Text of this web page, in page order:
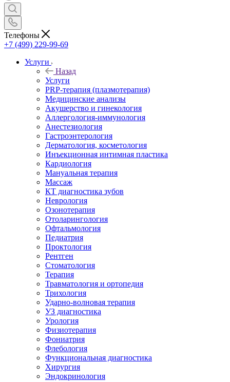
Телефоны
+7 (499) 229-99-69
Услуги
Назад
Услуги
PRP-терапия (плазмотерапия)
Медицинские анализы
Акушерство и гинекология
Аллергология-иммунология
Анестезиология
Гастроэнтерология
Дерматология, косметология
Инъекционная интимная пластика
Кардиология
Мануальная терапия
Массаж
КТ диагностика зубов
Неврология
Озонотерапия
Отоларингология
Офтальмология
Педиатрия
Проктология
Рентген
Стоматология
Терапия
Травматология и ортопедия
Трихология
Ударно-волновая терапия
УЗ диагностика
Урология
Физиотерапия
Фониатрия
Флебология
Функциональная диагностика
Хирургия
Эндокринология